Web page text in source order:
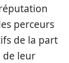
perceurs
de la part
de leur